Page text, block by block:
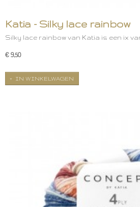
Katia - Silky lace rainbow
Silky lace rainbow van Katia is een ix
€ 9,50
IN WINKELWAGEN